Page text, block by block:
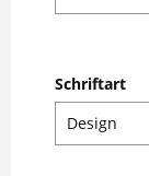
Schriftart